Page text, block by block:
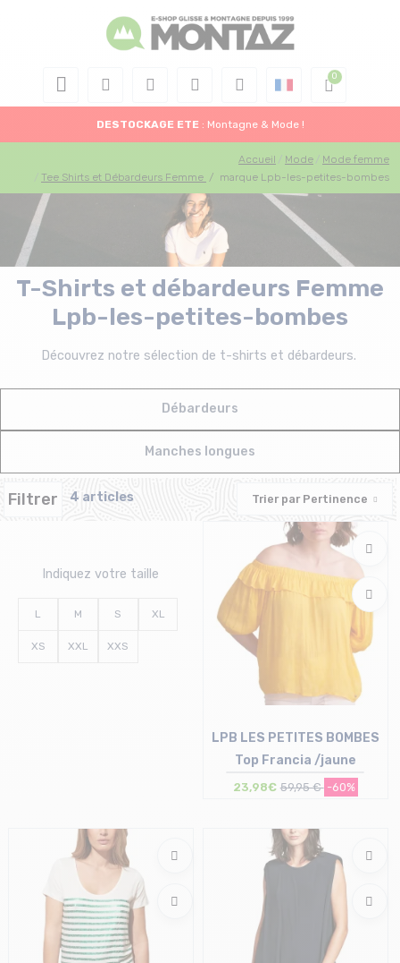
DESTOCKAGE ETE : Montagne & Mode !
Accueil Mode
Mode femme
Tee Shirts et Débardeurs Femme / marque Lpb-les-petites-bombes
T-Shirts et débardeurs Femme
Lpb-les-petites-bombes
Découvrez notre sélection de t-shirts et débardeurs.
Débardeurs
Manches longues
Filtrer 4 articles Trier par Pertinence
Indiquez votre taille
L M S XL
XS XXL XXS
L
LPB LES PETITES BOMBES
Top Francia /jaune
23,98€ 59,95 € -60%